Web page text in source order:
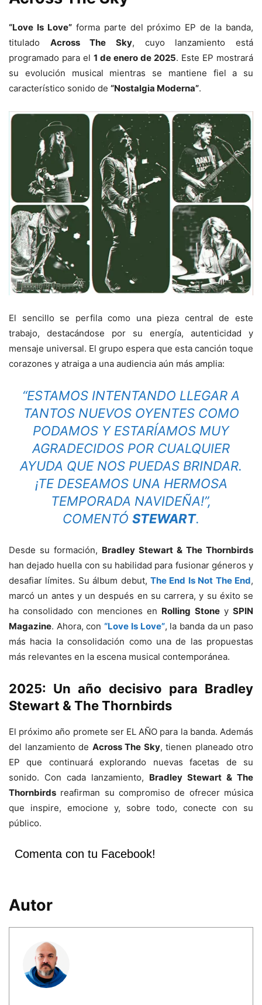
“Love Is Love”forma parte del próximo EP de la banda,
titulado Across The Sky, cuyo lanzamiento está
programado para el 1 de enero de 2025. Este EP mostrará
su evolución musical mientras se mantiene fiel a su
característico sonido de “Nostalgia Moderna”.
El sencillo se perfila como una pieza central de este
trabajo, destacándose por su energía, autenticidad y
mensaje universal. El grupo espera que esta canción toque
corazones y atraiga a una audiencia aún más amplia:
“ESTAMOS INTENTANDO LLEGAR A
TANTOS NUEVOS OYENTES COMO
PODAMOS Y ESTARÍAMOS MUY
AGRADECIDOS POR CUALQUIER
AYUDA QUE NOS PUEDAS BRINDAR.
¡TE DESEAMOS UNA HERMOSA
TEMPORADA NAVIDEÑA!”,
COMENTÓ STEWART.
Desde su formación, Bradley Stewart & The Thornbirds
han dejado huella con su habilidad para fusionar géneros y
desafiar límites. Su álbum debut, The End Is Not The End,
marcó un antes y un después en su carrera, y su éxito se
ha consolidado con menciones en Rolling Stoney SPIN
Magazine. Ahora, con“Love Is Love”, la banda da un paso
más hacia la consolidación como una de las propuestas
más relevantes en la escena musical contemporánea.
2025: Un año decisivo para Bradley
Stewart & The Thornbirds
El próximo año promete ser EL AÑO para la banda. Además
del lanzamiento de Across The Sky, tienen planeado otro
EP que continuará explorando nuevas facetas de su
sonido. Con cada lanzamiento, Bradley Stewart & The
Thornbirds reafirman su compromiso de ofrecer música
que inspire, emocione y, sobre todo, conecte con su
público.
Comenta con tu Facebook!
Autor